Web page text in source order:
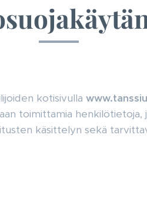
kotisivulla
toimittamia
käsittelyn sekä